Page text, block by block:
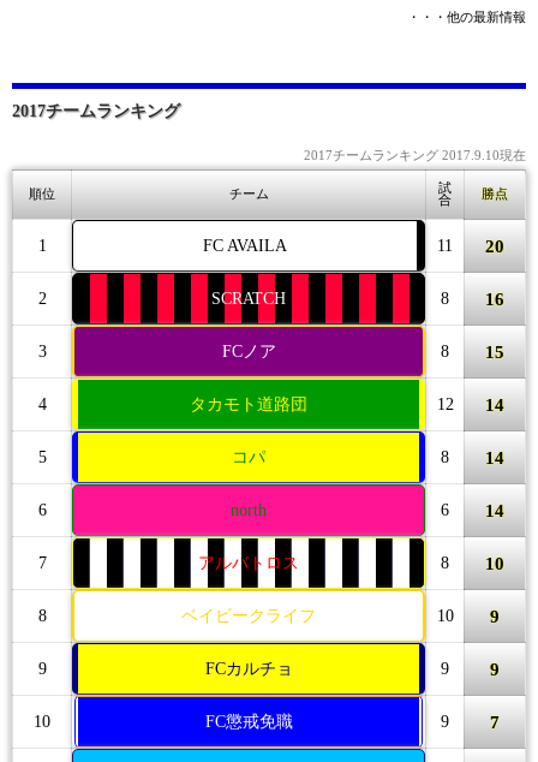
・・・他の最新情報
2017チームランキング
2017チームランキング 2017.9.10現在
順位 チーム
試
合
勝点
1 FC AVAILA 11 20
2 SCRATCH 8 16
3 FCノア 8 15
4 タカモト道路団 12 14
5 コパ 8 14
6 north 6 14
7 アルバトロス 8 10
8 ベイビークライフ 10 9
9 FCカルチョ 9 9
10 FC懲戒免職 9 7